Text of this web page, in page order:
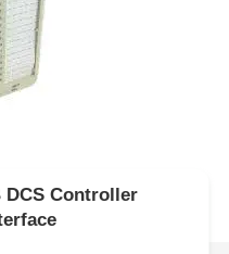
DCS Controller